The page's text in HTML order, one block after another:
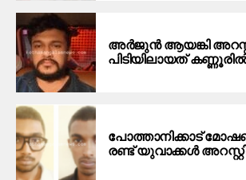
അർജുൻ ആയങ്കി
പിടിയിലായത്
പോത്താനിക്കാട്
രണ്ട് യുവാക്കൾ